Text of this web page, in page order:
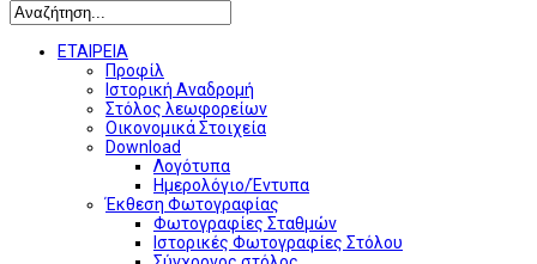
ΕΤΑΙΡΕΙΑ
Προφίλ
Ιστορική Αναδρομή
Στόλος λεωφορείων
Οικονομικά Στοιχεία
Download
Λογότυπα
Ημερολόγιο/Έντυπα
Έκθεση Φωτογραφίας
Φωτογραφίες Σταθμών
Ιστορικές Φωτογραφίες Στόλου